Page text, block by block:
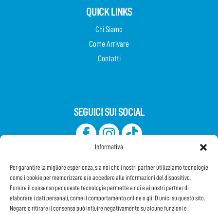
Informativa
Per garantire la migliore esperienza, sia noi che i nostri partner utilizziamo tecnologie
come i cookie per memorizzare e/o accedere alle informazioni del dispositivo.
Fornire il consenso per queste tecnologie permette a noi e ai nostri partner di
elaborare i dati personali, come il comportamento online o gli ID unici su questo sito.
Negare o ritirare il consenso può influire negativamente su alcune funzioni e
QUICK LINKS
Chi Siamo
Come Arrivare
Contatti
SEGUICI SUI SOCIAL
Iscriviti alla Newsletter